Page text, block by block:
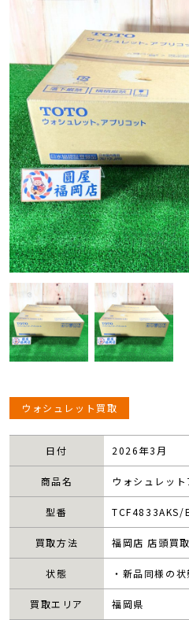
ウォシュレット買取
日付 2026年3月
商品名 ウォシュレッ
型番 TCF4833AKS/
買取方法 福岡店 店頭買取
状態 ・新品同様の
買取エリア 福岡県